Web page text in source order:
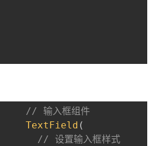
// 输入框组件
TextField (
// 设置输入框样式